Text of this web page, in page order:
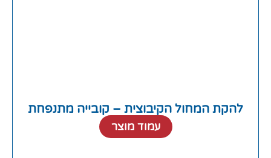
להקת המחול הקיבוצית – קובייה מתנפחת
עמוד מוצר